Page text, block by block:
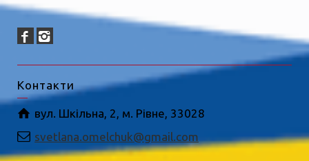
Контакти
вул. Шкільна, 2, м. Рівне, 33028
svetlana.omelchuk@gmail.com